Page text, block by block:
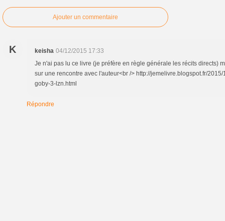
Ajouter un commentaire
K keisha 04/12/2015 17:33
Je n'ai pas lu ce livre (je préfère en règle générale les récits directs)
sur une rencontre avec l'auteur<br /> http://jemelivre.blogspot.fr/
goby-3-lzn.html
Répondre